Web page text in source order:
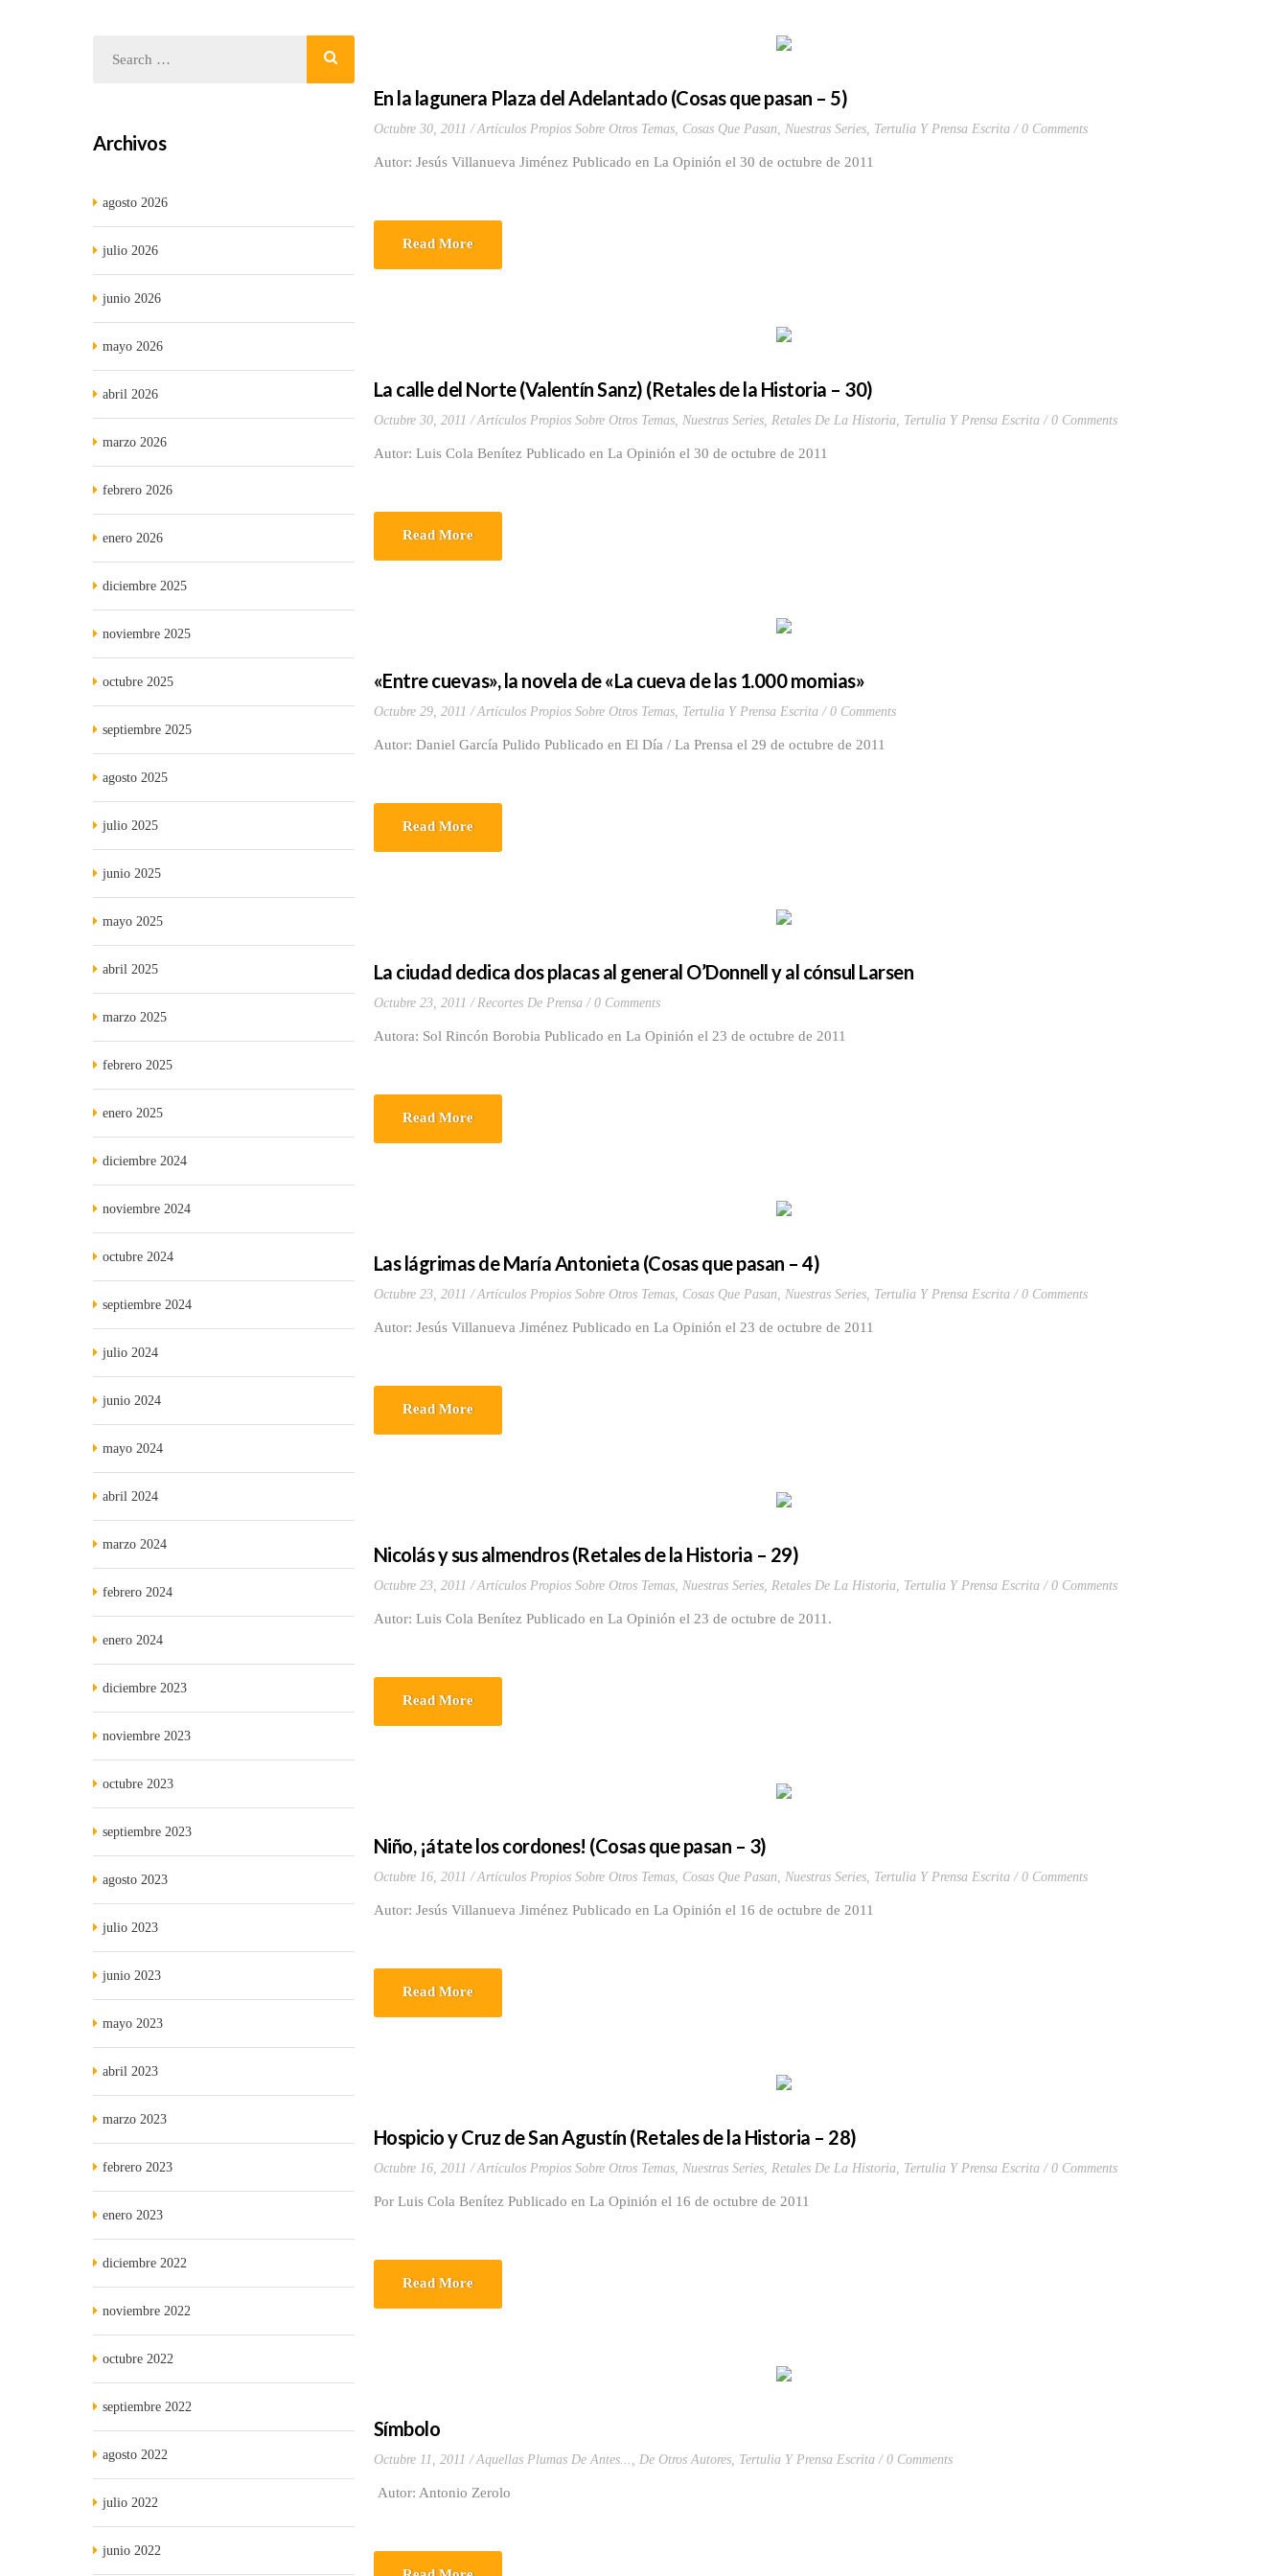
En la lagunera Plaza del Adelantado (Cosas que pasan – 5)
Octubre 30, 2011 Artículos Propios Sobre Otros Temas, Cosas Que Pasan, Nuestras Series, Tertulia Y Prensa Escrita 0 Comments
Autor: Jesús Villanueva Jiménez Publicado en La Opinión el 30 de octubre de 2011
Read More
La calle del Norte (Valentín Sanz) (Retales de la Historia – 30)
Octubre 30, 2011 Artículos Propios Sobre Otros Temas, Nuestras Series, Retales De La Historia, Tertulia Y Prensa Escrita 0 Comments
Autor: Luis Cola Benítez Publicado en La Opinión el 30 de octubre de 2011
Read More
«Entre cuevas», la novela de «La cueva de las 1.000 momias»
Octubre 29, 2011 Artículos Propios Sobre Otros Temas, Tertulia Y Prensa Escrita 0 Comments
Autor: Daniel García Pulido Publicado en El Día / La Prensa el 29 de octubre de 2011
Read More
La ciudad dedica dos placas al general O’Donnell y al cónsul Larsen
Octubre 23, 2011 Recortes De Prensa 0 Comments
Autora: Sol Rincón Borobia Publicado en La Opinión el 23 de octubre de 2011
Read More
Las lágrimas de María Antonieta (Cosas que pasan – 4)
Octubre 23, 2011 Artículos Propios Sobre Otros Temas, Cosas Que Pasan, Nuestras Series, Tertulia Y Prensa Escrita 0 Comments
Autor: Jesús Villanueva Jiménez Publicado en La Opinión el 23 de octubre de 2011
Read More
Nicolás y sus almendros (Retales de la Historia – 29)
Octubre 23, 2011 Artículos Propios Sobre Otros Temas, Nuestras Series, Retales De La Historia, Tertulia Y Prensa Escrita 0 Comments
Autor: Luis Cola Benítez Publicado en La Opinión el 23 de octubre de 2011.
Read More
Niño, ¡átate los cordones! (Cosas que pasan – 3)
Octubre 16, 2011 Artículos Propios Sobre Otros Temas, Cosas Que Pasan, Nuestras Series, Tertulia Y Prensa Escrita 0 Comments
Autor: Jesús Villanueva Jiménez Publicado en La Opinión el 16 de octubre de 2011
Read More
Hospicio y Cruz de San Agustín (Retales de la Historia – 28)
Octubre 16, 2011 Artículos Propios Sobre Otros Temas, Nuestras Series, Retales De La Historia, Tertulia Y Prensa Escrita 0 Comments
Por Luis Cola Benítez Publicado en La Opinión el 16 de octubre de 2011
Read More
Símbolo
Octubre 11, 2011 Aquellas Plumas De Antes... , De Otros Autores, Tertulia Y Prensa Escrita 0 Comments
Autor: Antonio Zerolo
Archivos
agosto 2026
julio 2026
junio 2026
mayo 2026
abril 2026
marzo 2026
febrero 2026
enero 2026
diciembre 2025
noviembre 2025
octubre 2025
septiembre 2025
agosto 2025
julio 2025
junio 2025
mayo 2025
abril 2025
marzo 2025
febrero 2025
enero 2025
diciembre 2024
noviembre 2024
octubre 2024
septiembre 2024
julio 2024
junio 2024
mayo 2024
abril 2024
marzo 2024
febrero 2024
enero 2024
diciembre 2023
noviembre 2023
octubre 2023
septiembre 2023
agosto 2023
julio 2023
junio 2023
mayo 2023
abril 2023
marzo 2023
febrero 2023
enero 2023
diciembre 2022
noviembre 2022
octubre 2022
septiembre 2022
agosto 2022
julio 2022
junio 2022